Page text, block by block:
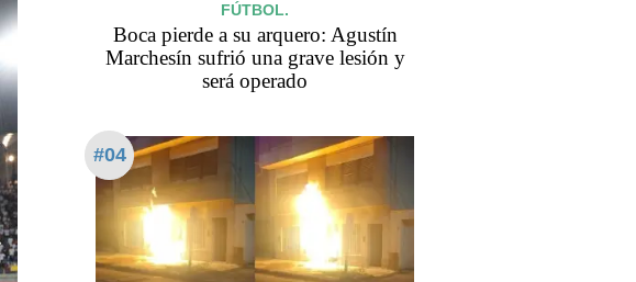
FÚTBOL.
Boca pierde a su arquero: Agustín
Marchesín sufrió una grave lesión y
será operado
#04